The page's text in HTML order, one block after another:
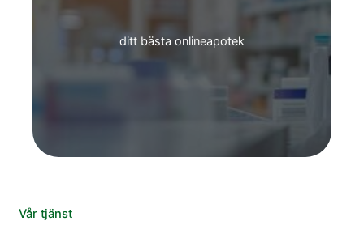
ditt bästa onlineapotek
Vår tjänst